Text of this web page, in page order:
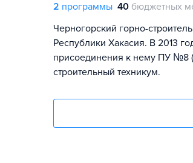
2 программы 40 бюджетных
Черногорский горно-
Республики Хакасия. В 2013
присоединения к нему ПУ №8
строительный техникум.